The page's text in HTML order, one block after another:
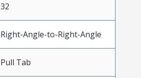
32
Right-Angle-to-Right-Angle
Pull Tab